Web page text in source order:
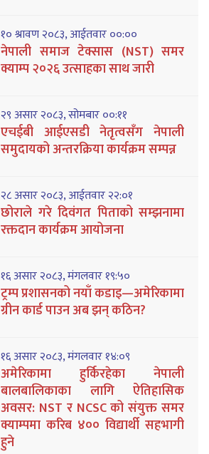
१० श्रावण २०८३, आईतवार ००:००
नेपाली समाज टेक्सास (NST) समर
क्याम्प २०२६ उत्साहका साथ जारी
२९ असार २०८३, सोमबार ००:११
एचईबी आईएसडी नेतृत्वसँग नेपाली
समुदायको अन्तरक्रिया कार्यक्रम सम्पन्न
२८ असार २०८३, आईतवार २२:०१
छोराले गरे दिवंगत पिताको सम्झनामा
रक्तदान कार्यक्रम आयोजना
१६ असार २०८३, मंगलवार १९:५०
ट्रम्प प्रशासनको नयाँ कडाइ—अमेरिकामा
ग्रीन कार्ड पाउन अब झन् कठिन?
१६ असार २०८३, मंगलवार १४:०९
अमेरिकामा हुर्किरहेका नेपाली
बालबालिकाका लागि ऐतिहासिक
अवसर: NST र NCSC को संयुक्त समर
क्याम्पमा करिब ४०० विद्यार्थी सहभागी
हुने